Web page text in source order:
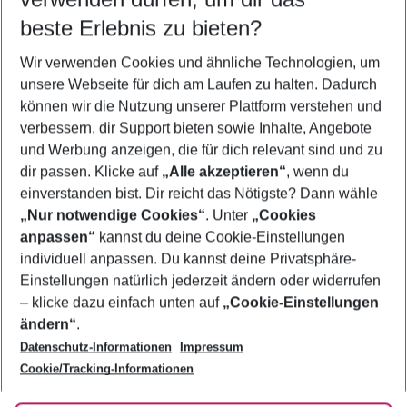
5-8 Nächte
2 Erwachsene Keine Kinder
Mehr Filter anzeigen
Footer
Footer navigation
Über uns
AGB
Bestpreisgarantie
Cookie-Einstellungen ändern
Cookie-Richtlinie
Agenturbetreuung
Barrierefreies Reisen
Folge uns
beste Erlebnis zu bieten?
Wir verwenden Cookies und ähnliche Technologien, um
unsere Webseite für dich am Laufen zu halten. Dadurch
können wir die Nutzung unserer Plattform verstehen und
verbessern, dir Support bieten sowie Inhalte, Angebote
und Werbung anzeigen, die für dich relevant sind und zu
dir passen. Klicke auf „Alle akzeptieren“, wenn du
einverstanden bist. Dir reicht das Nötigste? Dann wähle
„Nur notwendige Cookies“. Unter „Cookies
anpassen“ kannst du deine Cookie-Einstellungen
individuell anpassen. Du kannst deine Privatsphäre-
Einstellungen natürlich jederzeit ändern oder widerrufen
– klicke dazu einfach unten auf „Cookie-Einstellungen
ändern“.
Datenschutz-Informationen
Impressum
Cookie/Tracking-Informationen